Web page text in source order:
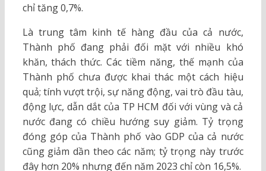
chỉ tăng 0,7%.
Là trung tâm kinh tế hàng đầu của cả nước,
Thành phố đang phải đối mặt với nhiều khó
khăn, thách thức. Các tiềm năng, thế mạnh của
Thành phố chưa được khai thác một cách hiệu
quả; tính vượt trội, sự năng động, vai trò đầu tàu,
động lực, dẫn dắt của TP HCM đối với vùng và cả
nước đang có chiều hướng suy giảm. Tỷ trọng
đóng góp của Thành phố vào GDP của cả nước
cũng giảm dần theo các năm; tỷ trọng này trước
đây hơn 20% nhưng đến năm 2023 chỉ còn 16,5%.